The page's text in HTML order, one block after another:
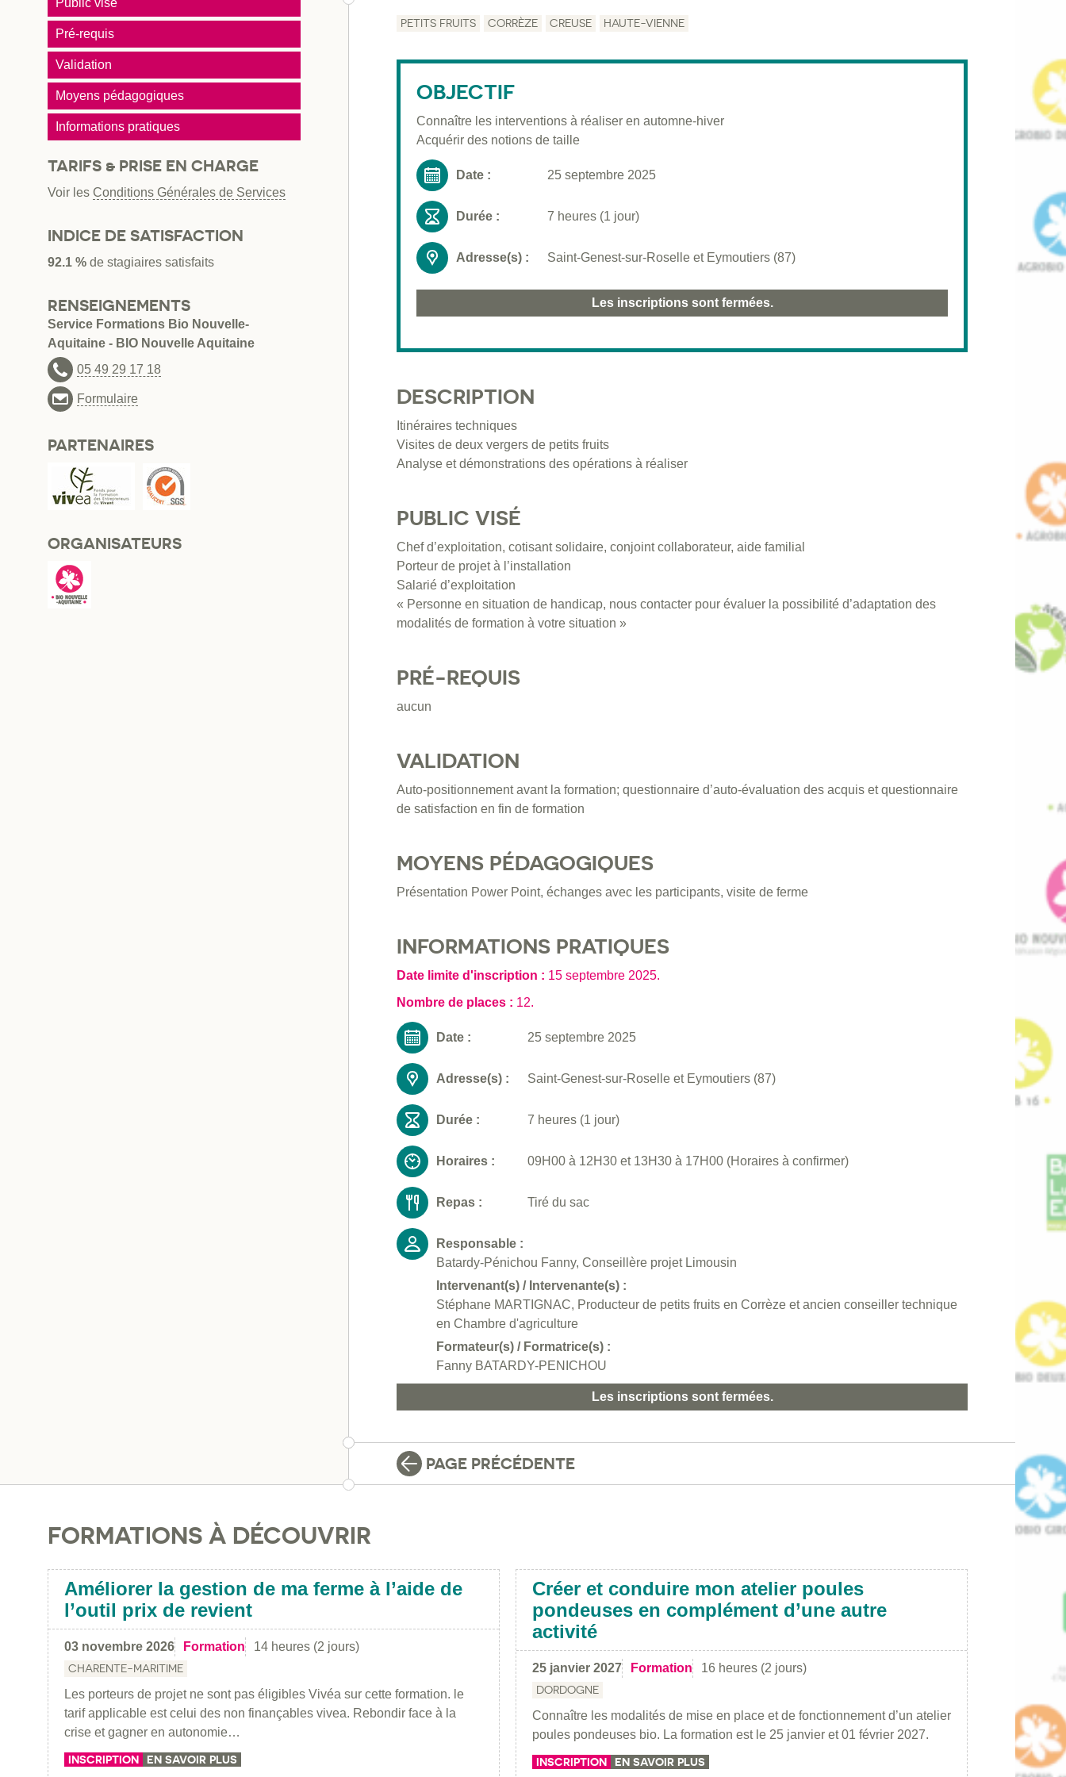
PETITS FRUITS CORRÈZE CREUSE HAUTE-VIENNE
OBJECTIF
Connaître les interventions à réaliser en automne-hiver
Acquérir des notions de taille
Date : 25 septembre 2025
Durée : 7 heures (1 jour)
Adresse(s) : Saint-Genest-sur-Roselle et Eymoutiers (87)
Les inscriptions sont fermées.
DESCRIPTION
Itinéraires techniques
Visites de deux vergers de petits fruits
Analyse et démonstrations des opérations à réaliser
PUBLIC VISÉ
Chef d’exploitation, cotisant solidaire, conjoint collaborateur, aide familial
Porteur de projet à l’installation
Salarié d’exploitation
« Personne en situation de handicap, nous contacter pour évaluer la possibilité d’adaptation des
modalités de formation à votre situation »
PRÉ-REQUIS
aucun
VALIDATION
Auto-positionnement avant la formation; questionnaire d’auto-évaluation des acquis et questionnaire
de satisfaction en fin de formation
MOYENS PÉDAGOGIQUES
Présentation Power Point, échanges avec les participants, visite de ferme
INFORMATIONS PRATIQUES
Date limite d'inscription : 15 septembre 2025.
Nombre de places : 12.
Date : 25 septembre 2025
Adresse(s) : Saint-Genest-sur-Roselle et Eymoutiers (87)
Durée : 7 heures (1 jour)
Horaires : 09H00 à 12H30 et 13H30 à 17H00 (Horaires à confirmer)
Repas : Tiré du sac
Responsable :
Batardy-Pénichou Fanny, Conseillère projet Limousin
Intervenant(s) / Intervenante(s) :
Stéphane MARTIGNAC, Producteur de petits fruits en Corrèze et ancien conseiller technique
en Chambre d'agriculture
Formateur(s) / Formatrice(s) :
Fanny BATARDY-PENICHOU
Les inscriptions sont fermées.
PAGE PRÉCÉDENTE
Public visé
Pré-requis
Validation
Moyens pédagogiques
Informations pratiques
TARIFS & PRISE EN CHARGE
Voir les Conditions Générales de Services
INDICE DE SATISFACTION
92.1 % de stagiaires satisfaits
RENSEIGNEMENTS
Service Formations Bio Nouvelle-
Aquitaine - BIO Nouvelle Aquitaine
05 49 29 17 18
Formulaire
PARTENAIRES
ORGANISATEURS
FORMATIONS À DÉCOUVRIR
Améliorer la gestion de ma ferme à l’aide de
l’outil prix de revient
03 novembre 2026 Formation 14 heures (2 jours)
CHARENTE-MARITIME
Les porteurs de projet ne sont pas éligibles Vivéa sur cette formation. le
tarif applicable est celui des non finançables vivea. Rebondir face à la
crise et gagner en autonomie…
INSCRIPTION EN SAVOIR PLUS
Créer et conduire mon atelier poules
pondeuses en complément d’une autre
activité
25 janvier 2027 Formation 16 heures (2 jours)
DORDOGNE
Connaître les modalités de mise en place et de fonctionnement d’un atelier
poules pondeuses bio. La formation est le 25 janvier et 01 février 2027.
INSCRIPTION EN SAVOIR PLUS